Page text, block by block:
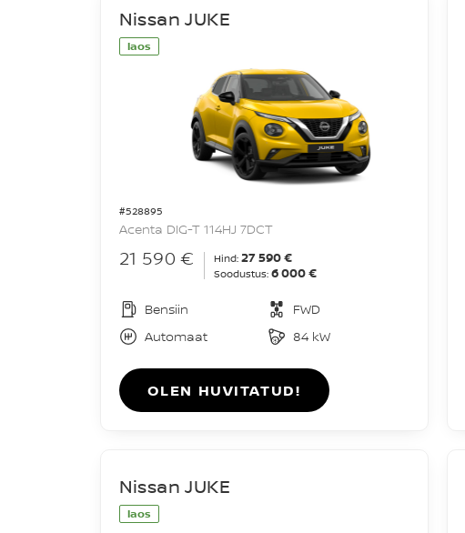
laos
#528895
Nissan JUKE
Acenta DIG-T 114HJ 7DCT
21 590 € Hind: 27 590 €
Soodustus: 6 000 €
Bensiin
FWD
Automaat
84 kW
OLEN HUVITATUD!
laos
Nissan JUKE